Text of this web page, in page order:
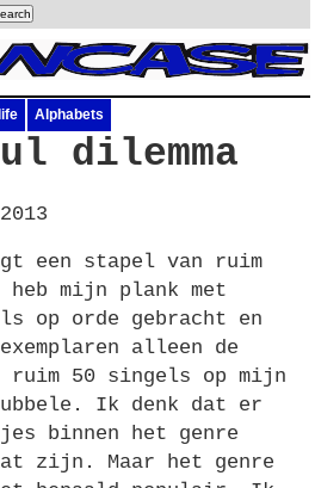
Alphabets
dilemma
een stapel van ruim
mijn plank met
op orde gebracht en
alleen de
ruim 50 singels op mijn
Ik denk dat er
binnen het genre
zijn. Maar het genre